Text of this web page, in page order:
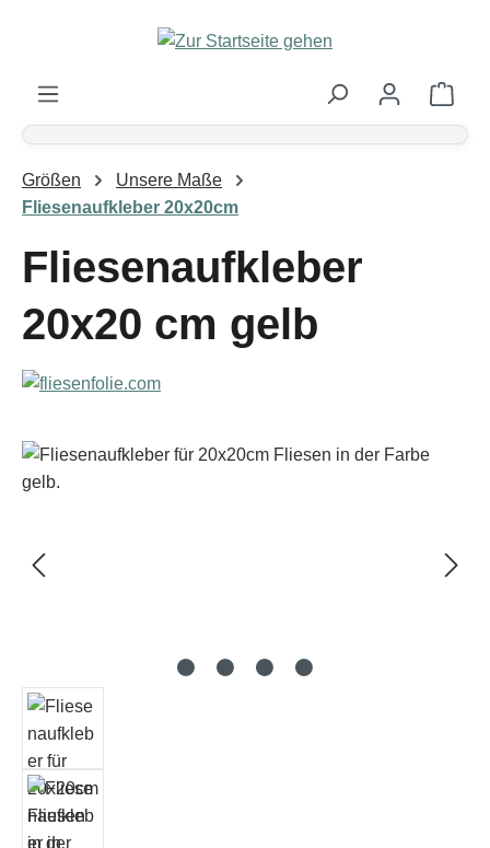
Zum Hauptinhalt springen
Größen
Unsere Maße
Fliesenaufkleber 20x20cm
Fliesenaufkleber
20x20 cm gelb
Bildergalerie überspringen